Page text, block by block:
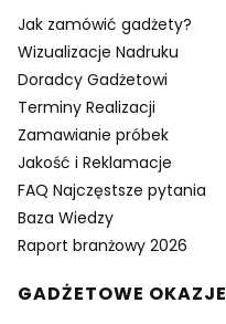
Jak zamówić gadżety?
Wizualizacje Nadruku
Doradcy Gadżetowi
Terminy Realizacji
Zamawianie próbek
Jakość i Reklamacje
FAQ Najczęstsze pytania
Baza Wiedzy
Raport branżowy 2026
GADŻETOWE OKAZJE